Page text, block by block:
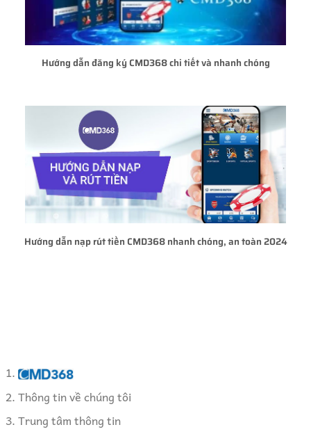
Hướng dẫn đăng ký CMD368 chi tiết và nhanh chóng
Hướng dẫn nạp rút tiền CMD368 nhanh chóng, an toàn 2024
Thông tin về chúng tôi
Trung tâm thông tin